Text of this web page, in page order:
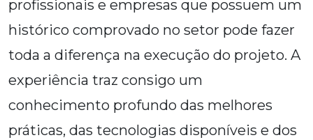
profissionais e empresas que possuem um
histórico comprovado no setor pode fazer
toda a diferença na execução do projeto. A
experiência traz consigo um
conhecimento profundo das melhores
práticas, das tecnologias disponíveis e dos